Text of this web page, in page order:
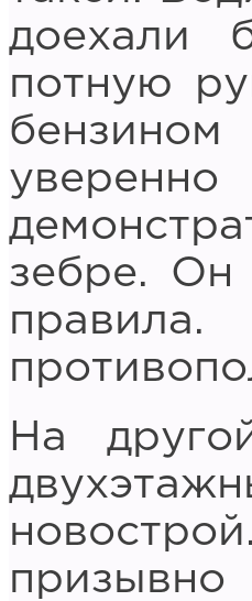
доехали
потную
зебре. Он
На